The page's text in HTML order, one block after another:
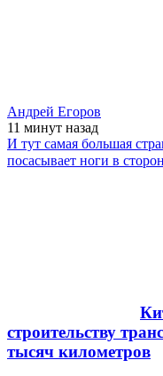
Андрей Егоров
11 минут назад
И тут самая большая
посасывает ноги в
строительству
тысяч километров